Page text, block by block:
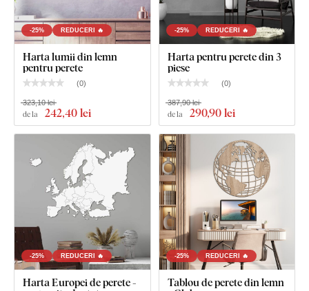
-25% REDUCERI 🔥
Harta lumii din lemn
pentru perete
(0)
de la 242,40 lei
323,10 lei
-25% REDUCERI 🔥
Harta pentru perete din 3
piese
(0)
de la 290,90 lei
387,90 lei
-25% REDUCERI 🔥
Harta Europei de perete -
-25% REDUCERI 🔥
Tablou de perete din lemn